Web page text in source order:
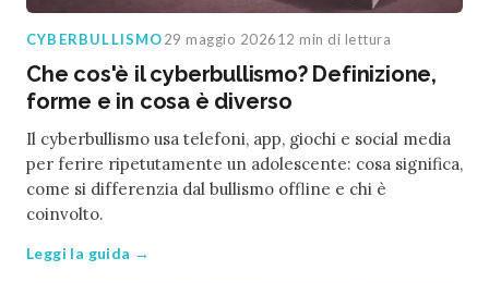
CYBERBULLISMO29 maggio 202612 min di lettura
Che cos'è il cyberbullismo? Definizione,
forme e in cosa è diverso
Il cyberbullismo usa telefoni, app, giochi e social media
per ferire ripetutamente un adolescente: cosa significa,
come si differenzia dal bullismo offline e chi è
coinvolto.
Leggi la guida →